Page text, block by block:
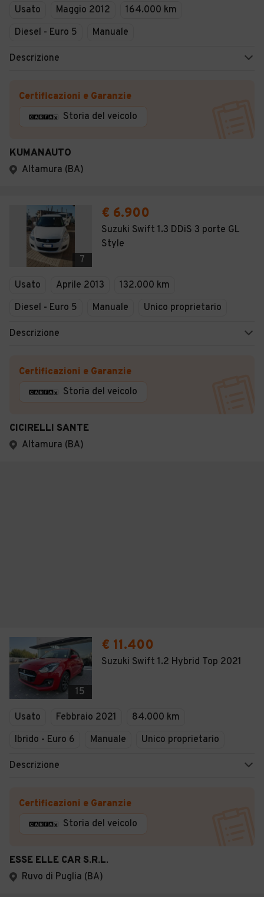
Usato Maggio 2012
164.000 km
Diesel - Euro 5
Manuale
Descrizione
Certificazioni e Garanzie
Storia del veicolo
KUMANAUTO
Altamura (BA)
7
€ 6.900
Suzuki Swift 1.3 DDiS 3 porte GL
Style
Usato Aprile 2013
132.000 km
Diesel - Euro 5
Manuale Unico proprietario
Descrizione
Certificazioni e Garanzie
Storia del veicolo
CICIRELLI SANTE
Altamura (BA)
15
€ 11.400
Suzuki Swift 1.2 Hybrid Top 2021
Usato Febbraio 2021
84.000 km
Ibrido - Euro 6
Manuale Unico proprietario
Descrizione
Certificazioni e Garanzie
Storia del veicolo
ESSE ELLE CAR S.R.L.
Ruvo di Puglia (BA)